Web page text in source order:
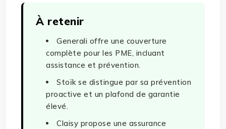
À retenir
Generali offre une couverture
complète pour les PME, incluant
assistance et prévention.
Stoïk se distingue par sa prévention
proactive et un plafond de garantie
élevé.
Claisy propose une assurance